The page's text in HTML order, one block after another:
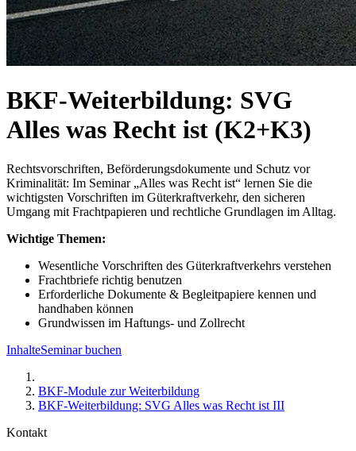
BKF-Weiterbildung: SVG
Alles was Recht ist (K2+K3)
Rechtsvorschriften, Beförderungsdokumente und Schutz vor
Kriminalität: Im Seminar „Alles was Recht ist“ lernen Sie die
wichtigsten Vorschriften im Güterkraftverkehr, den sicheren
Umgang mit Frachtpapieren und rechtliche Grundlagen im Alltag.
Wichtige Themen:
Wesentliche Vorschriften des Güterkraftverkehrs verstehen
Frachtbriefe richtig benutzen
Erforderliche Dokumente & Begleitpapiere kennen und
handhaben können
Grundwissen im Haftungs- und Zollrecht
InhalteSeminar buchen
BKF-Module zur Weiterbildung
BKF-Weiterbildung: SVG Alles was Recht ist III
Kontakt